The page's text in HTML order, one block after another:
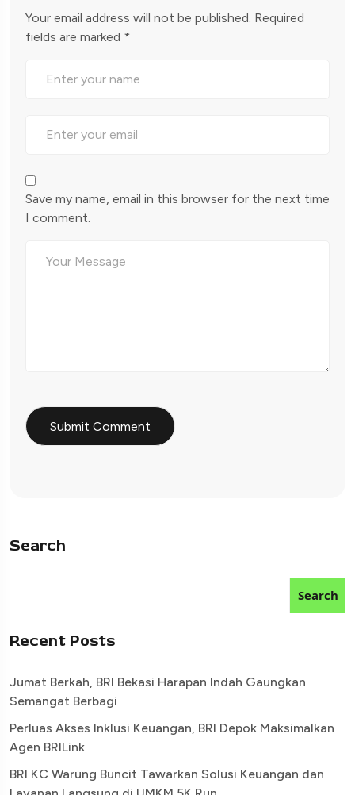
Your email address will not be published. Required
fields are marked *
Save my name, email in this browser for the next time
I comment.
Search
Search
Recent Posts
Jumat Berkah, BRI Bekasi Harapan Indah Gaungkan
Semangat Berbagi
Perluas Akses Inklusi Keuangan, BRI Depok Maksimalkan
Agen BRILink
BRI KC Warung Buncit Tawarkan Solusi Keuangan dan